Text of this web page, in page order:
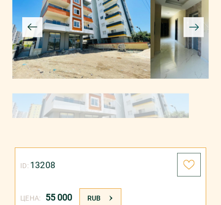
ЦЕНА: 55 000 RUB
ID: 13208